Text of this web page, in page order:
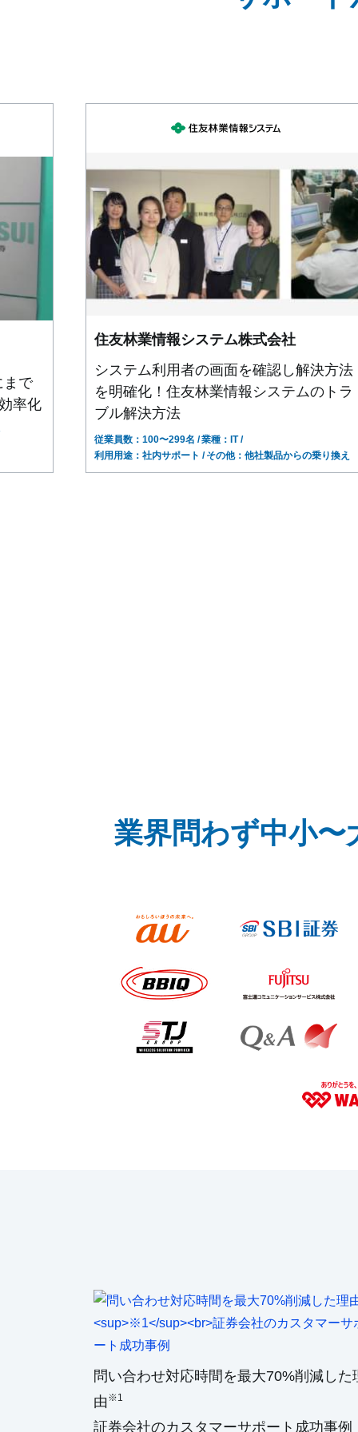
まで
率化
住友林業情報システム株式会社
システム利用者の画面を確認し解決方法
を明確化！住友林業情報システムのトラ
ブル解決方法
従業員数：100〜299名
業種：IT
利用用途：社内サポート
その他：他社製品からの乗り換え
業界問わず中小〜
問い合わせ対応時間を最大70%削減した
由※1
証券会社のカスタマーサポート成功事例